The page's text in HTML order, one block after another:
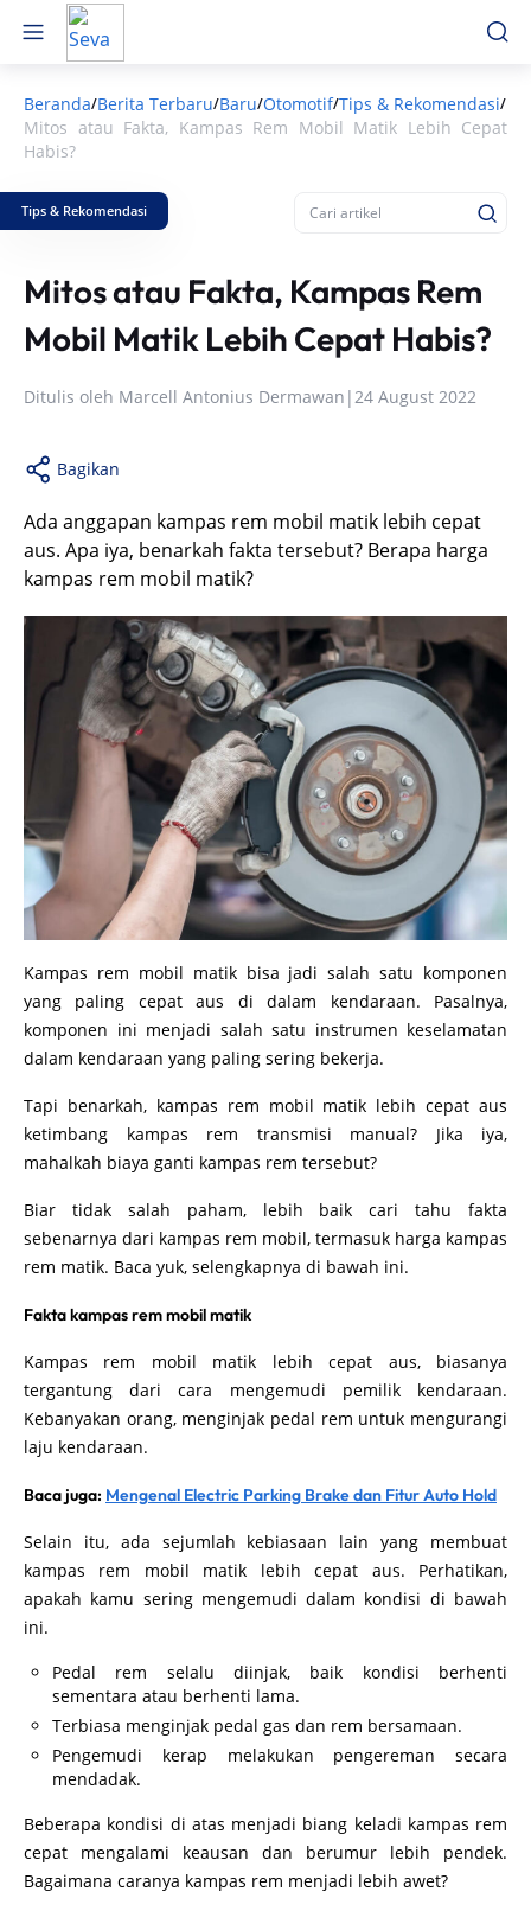
Beranda/Berita Terbaru/Baru/Otomotif/Tips & Rekomendasi/
Mitos atau Fakta, Kampas Rem Mobil Matik Lebih Cepat
Habis?
Tips & Rekomendasi
Mitos atau Fakta, Kampas Rem
Mobil Matik Lebih Cepat Habis?
Ditulis oleh Marcell Antonius Dermawan |24 August 2022
Bagikan
Ada anggapan kampas rem mobil matik lebih cepat
aus. Apa iya, benarkah fakta tersebut? Berapa harga
kampas rem mobil matik?
Kampas rem mobil matik bisa jadi salah satu komponen
yang paling cepat aus di dalam kendaraan. Pasalnya,
komponen ini menjadi salah satu instrumen keselamatan
dalam kendaraan yang paling sering bekerja.
Tapi benarkah, kampas rem mobil matik lebih cepat aus
ketimbang kampas rem transmisi manual? Jika iya,
mahalkah biaya ganti kampas rem tersebut?
Biar tidak salah paham, lebih baik cari tahu fakta
sebenarnya dari kampas rem mobil, termasuk harga kampas
rem matik. Baca yuk, selengkapnya di bawah ini.
Fakta kampas rem mobil matik
Kampas rem mobil matik lebih cepat aus, biasanya
tergantung dari cara mengemudi pemilik kendaraan.
Kebanyakan orang, menginjak pedal rem untuk mengurangi
laju kendaraan.
Baca juga: Mengenal Electric Parking Brake dan Fitur Auto Hold
Selain itu, ada sejumlah kebiasaan lain yang membuat
kampas rem mobil matik lebih cepat aus. Perhatikan,
apakah kamu sering mengemudi dalam kondisi di bawah
ini.
Pedal rem selalu diinjak, baik kondisi berhenti
sementara atau berhenti lama.
Terbiasa menginjak pedal gas dan rem bersamaan.
Pengemudi kerap melakukan pengereman secara
mendadak.
Beberapa kondisi di atas menjadi biang keladi kampas rem
cepat mengalami keausan dan berumur lebih pendek.
Bagaimana caranya kampas rem menjadi lebih awet?